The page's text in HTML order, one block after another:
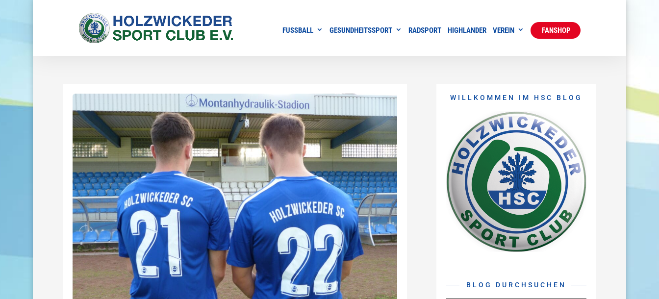
FUSSBALL GESUNDHEITSSPORT RADSPORT HIGHLANDER VEREIN FANSHOP
WILLKOMMEN IM HSC BLOG
BLOG DURCHSUCHEN